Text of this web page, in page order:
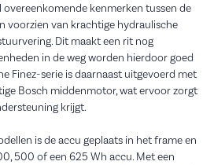
overeenkomende kenmerken tussen de
voorzien van krachtige hydraulische
Dit maakt een rit nog
in de weg worden hierdoor goed
Finez-serie is daarnaast uitgevoerd met
Bosch middenmotor, wat ervoor zorgt
krijgt.
is de accu geplaats in het frame en
500 of een 625 Wh accu. Met een